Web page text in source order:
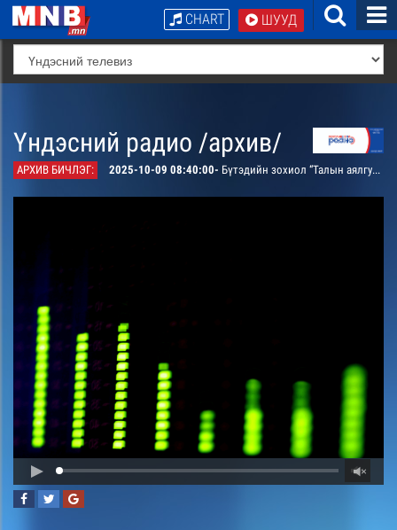
ШУУД
CHART
Үндэсний радио /архив/
АРХИВ БИЧЛЭГ: 2025-10-09 08:40:00- Бүтэдийн зохиол “Талын аялгуу” ятгын гоцлол